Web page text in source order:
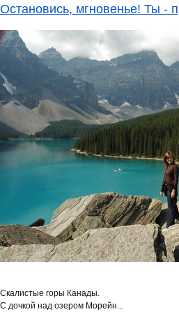
Остановись, мгновенье! Ты -
Скалистые горы Канады.
С дочкой над озером Морейн...